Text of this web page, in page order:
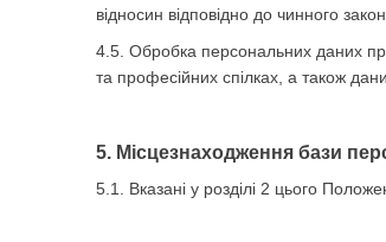
відносин відповідно до чинного
4.5. Обробка персональних даних про
та професійних спілках, а також
5. Місцезнаходження бази
5.1. Вказані у розділі 2 цього